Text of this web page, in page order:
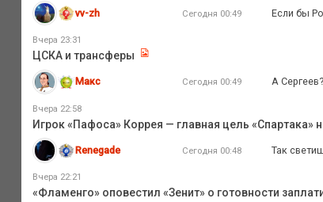
vv-zh Сегодня 00:49 Если бы
Вчера 23:31
ЦСКА и трансферы
Макс Сегодня 00:49 А Сергеев?
Вчера 22:58
Игрок «Пафоса» Коррея — главная цель «Спартака»
Renegade Сегодня 00:48 Так
Вчера 22:21
«Фламенго» оповестил «Зенит» о готовности